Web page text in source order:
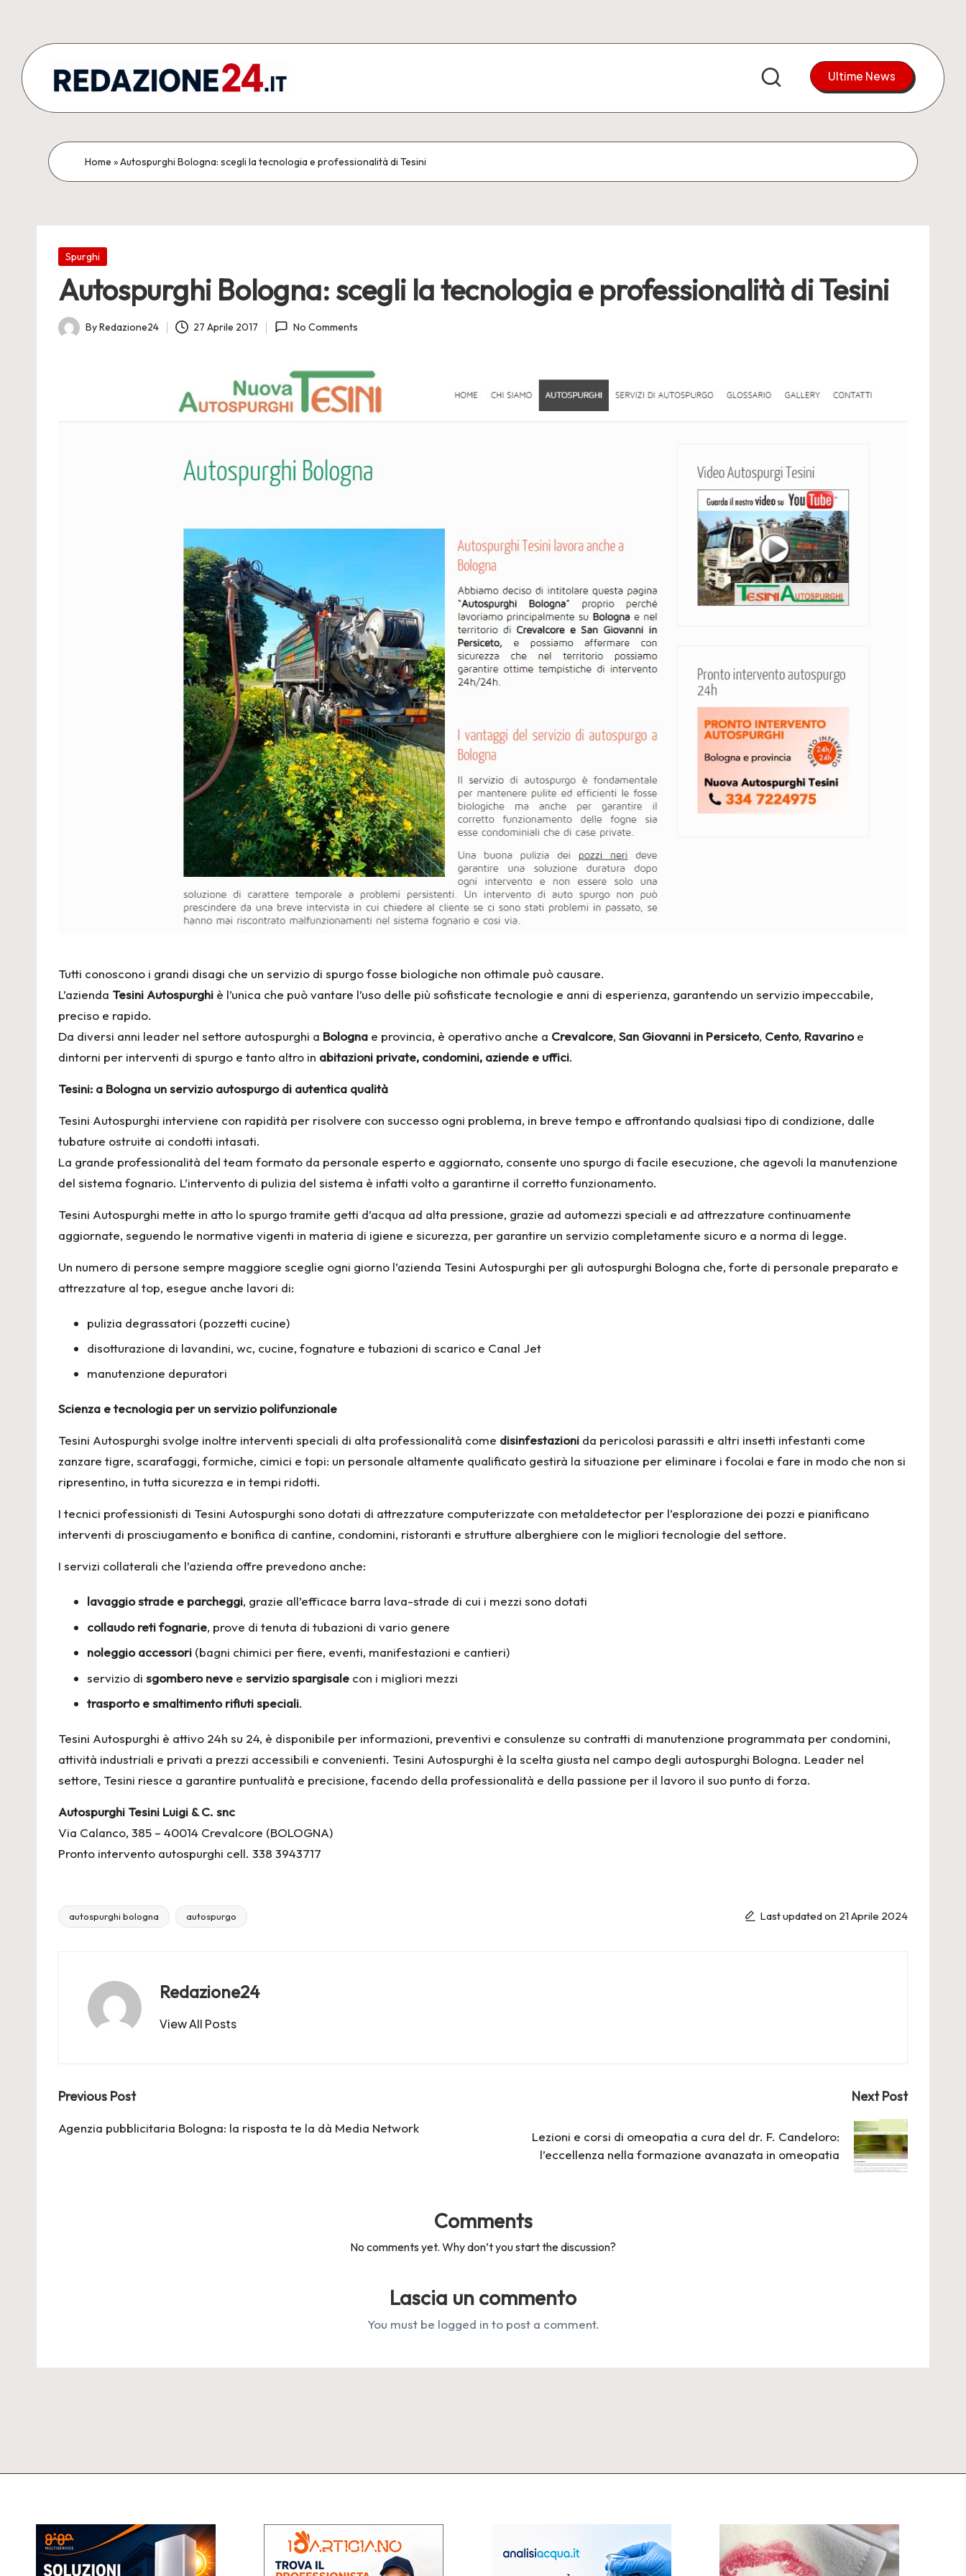
content
R
e
d
z
o
n
&
Comunicati
Ultime News
Home »Autospurghi Bologna: scegli la tecnologia e professionalità di Tesini
Posted
Spurghi
Autospurghi Bologna: scegli la tecnologia e professionalità di Tesini
Posted
ByRedazione24 27 Aprile 2017 No Comments
Tutti conoscono i grandi disagi che un servizio di spurgo fosse biologiche non ottimale può causare.
L’azienda Tesini Autospurghi è l’unica che può vantare l’uso delle più sofisticate tecnologie e anni di esperienza, garantendo un servizio impeccabile,
preciso e rapido.
Da diversi anni leader nel settore autospurghi a Bologna e provincia, è operativo anche a Crevalcore, San Giovanni in Persiceto, Cento, Ravarinoe
dintorni per interventi di spurgo e tanto altro in abitazioni private, condomini, aziende e uffici.
Tesini: a Bologna un servizio autospurgo di autentica qualità
Tesini Autospurghi interviene con rapidità per risolvere con successo ogni problema, in breve tempo e affrontando qualsiasi tipo di condizione, dalle
tubature ostruite ai condotti intasati.
La grande professionalità del team formato da personale esperto e aggiornato, consente uno spurgo di facile esecuzione, che agevoli la manutenzione
del sistema fognario. L’intervento di pulizia del sistema è infatti volto a garantirne il corretto funzionamento.
Tesini Autospurghi mette in atto lo spurgo tramite getti d’acqua ad alta pressione, grazie ad automezzi speciali e ad attrezzature continuamente
aggiornate, seguendo le normative vigenti in materia di igiene e sicurezza, per garantire un servizio completamente sicuro e a norma di legge.
Un numero di persone sempre maggiore sceglie ogni giorno l’azienda Tesini Autospurghi per gli autospurghi Bologna che, forte di personale preparato e
attrezzature al top, esegue anche lavori di:
pulizia degrassatori (pozzetti cucine)
disotturazione di lavandini, wc, cucine, fognature e tubazioni di scarico e Canal Jet
manutenzione depuratori
Scienza e tecnologia per un servizio polifunzionale
Tesini Autospurghi svolge inoltre interventi speciali di alta professionalità come disinfestazioni da pericolosi parassiti e altri insetti infestanti come
zanzare tigre, scarafaggi, formiche, cimici e topi: un personale altamente qualificato gestirà la situazione per eliminare i focolai e fare in modo che non si
ripresentino, in tutta sicurezza e in tempi ridotti.
I tecnici professionisti di Tesini Autospurghi sono dotati di attrezzature computerizzate con metaldetector per l’esplorazione dei pozzi e pianificano
interventi di prosciugamento e bonifica di cantine, condomini, ristoranti e strutture alberghiere con le migliori tecnologie del settore.
I servizi collaterali che l’azienda offre prevedono anche:
lavaggio strade e parcheggi, grazie all’efficace barra lava-strade di cui i mezzi sono dotati
collaudo reti fognarie, prove di tenuta di tubazioni di vario genere
noleggio accessori (bagni chimici per fiere, eventi, manifestazioni e cantieri)
servizio di sgombero neve e servizio spargisale con i migliori mezzi
trasporto e smaltimento rifiuti speciali.
Tesini Autospurghi è attivo 24h su 24, è disponibile per informazioni, preventivi e consulenze su contratti di manutenzione programmata per condomini,
attività industriali e privati a prezzi accessibili e convenienti. Tesini Autospurghi è la scelta giusta nel campo degli autospurghi Bologna. Leader nel
settore, Tesini riesce a garantire puntualità e precisione, facendo della professionalità e della passione per il lavoro il suo punto di forza.
Autospurghi Tesini Luigi & C. snc
Via Calanco, 385 – 40014 Crevalcore (BOLOGNA)
Pronto intervento autospurghi cell. 338 3943717
Tags:
autospurghi bologna autospurgo Last updated on 21 Aprile 2024
Redazione24
View All Posts
Post
navigation
Previous Post
Agenzia pubblicitaria Bologna: la risposta te la dà Media Network
Next Post
Lezioni e corsi di omeopatia a cura del dr. F. Candeloro:
l’eccellenza nella formazione avanazata in omeopatia
Comments
No comments yet. Why don’t you start the discussion?
Lascia un commento
You must be logged in to post a comment.